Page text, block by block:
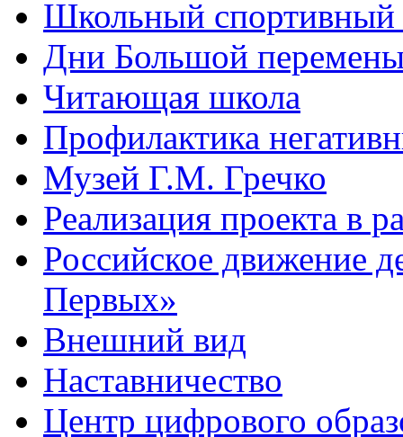
Школьный спортивный
Дни Большой
Читающая школа
Профилактика
Музей Г.М. Гречко
Реализация проекта в
Российское движение
Первых»
Внешний вид
Наставничество
Центр цифрового